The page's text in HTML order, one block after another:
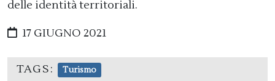
delle identità territoriali.
17 GIUGNO 2021
TAGS: Turismo